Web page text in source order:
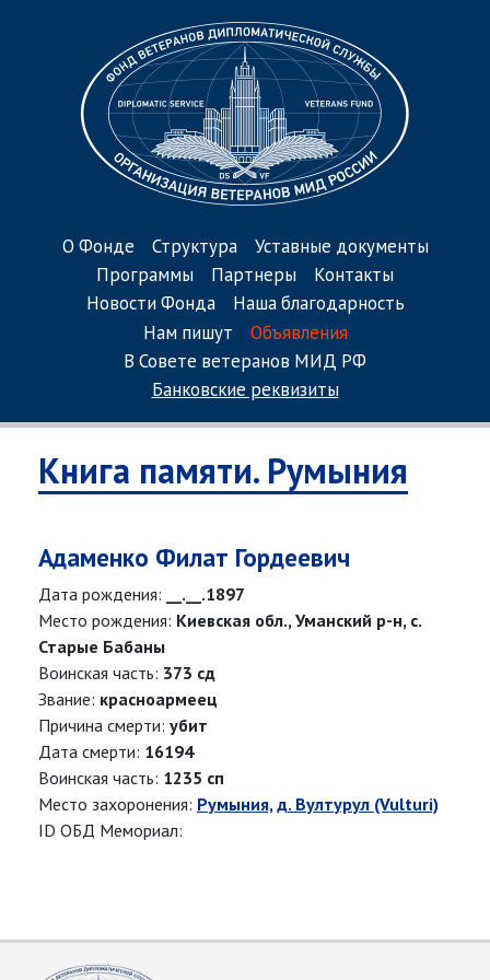
О Фонде Структура
Уставные документы
Программы
Партнеры
Контакты
Новости Фонда
Наша благодарность
Нам пишут
Объявления
В Совете ветеранов МИД РФ
Банковские реквизиты
Книга памяти. Румыния
Адаменко Филат Гордеевич
Дата рождения:
__.__.1897
Место рождения: Киевская обл., Уманский р-н, с.
Старые Бабаны
Воинская часть: 373 сд
Звание: красноармеец
Причина смерти: убит
Дата смерти: 16194
Воинская часть: 1235 сп
Место захоронения: Румыния, д. Вултурул (Vulturi)
ID ОБД Мемориал: